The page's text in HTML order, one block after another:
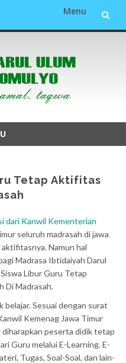
Menu
Tetap Aktifitas
dari Kanwil Kementerian
seluruh madrasah di jawa
Namun hal
Madrasa Ibtidaiyah Darul
Libur Guru Tetap
Di Madrasah.
Sesuai dengan surat
Kemenag Jawa Timur
diharapkan peserta didik tetap
Guru melalui E-Learning. E-
Tugas, Soal-Soal, dan lain-